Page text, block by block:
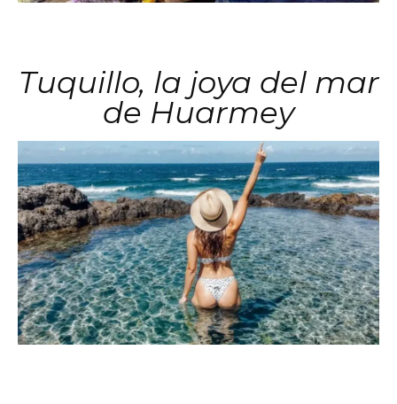
Tuquillo, la joya del mar
de Huarmey